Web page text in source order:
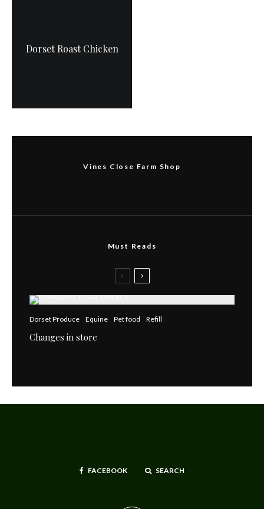
Dorset Roast Chicken
Vines Close Farm Shop
Must Reads
Dorset Produce Equine Pet food Refill
Changes in store
FACEBOOK SEARCH